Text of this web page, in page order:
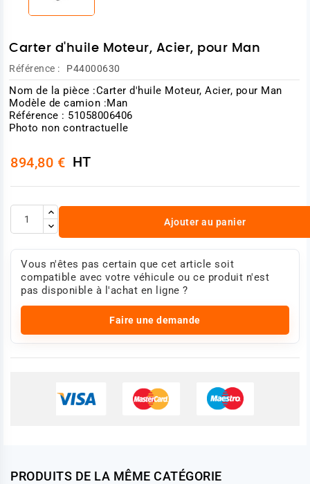
Carter d'huile Moteur, Acier, pour Man
Référence : P44000630
Nom de la pièce :Carter d'huile Moteur, Acier, pour Man
Modèle de camion :Man
Référence : 51058006406
Photo non contractuelle
894,80 € HT
Ajouter au panier
Vous n'êtes pas certain que cet article soit
compatible avec votre véhicule ou ce produit n'est
pas disponible à l'achat en ligne ?
Faire une demande
PRODUITS DE LA MÊME CATÉGORIE